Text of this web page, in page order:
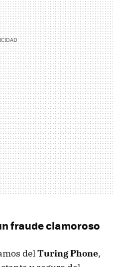
fraude clamoroso
delTuring Phone,